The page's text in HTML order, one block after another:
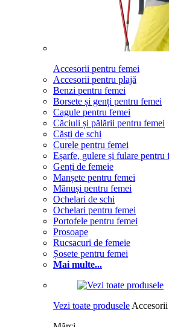
Accesorii pentru femei
Accesorii pentru plajă
Benzi pentru femei
Borsete și genți pentru femei
Cagule pentru femei
Căciuli și pălării pentru femei
Căști de schi
Curele pentru femei
Eșarfe, gulere și fulare pentru
Genți de femeie
Manșete pentru femei
Mănuși pentru femei
Ochelari de schi
Ochelari pentru femei
Portofele pentru femei
Prosoape
Rucsacuri de femeie
Șosete pentru femei
Mai multe...
Vezi toate produsele